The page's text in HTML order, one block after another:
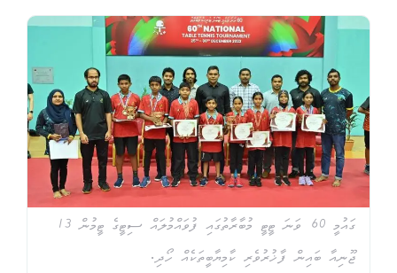
ގައުމީ 60 ވަނަ ޓީޓީ މުބާރާތުގައި ފުވައްމުލައް ސިޓީގެ ޓީމުން 13
ޖޫނިއާ ބައިން ފާޚުރުވެރި ކާމިޔާބީތަކެއް ހޯދި.